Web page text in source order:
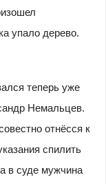
упало дерево.
теперь уже
Немальцев.
отнёсся к
спилить
в суде мужчина